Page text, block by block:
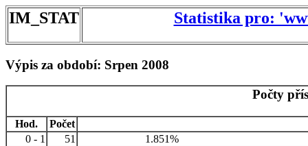
IM_STAT Statistika pro:
Výpis za období: Srpen 2008
Počty
Hod.
Počet
0 - 1
51
1.851%